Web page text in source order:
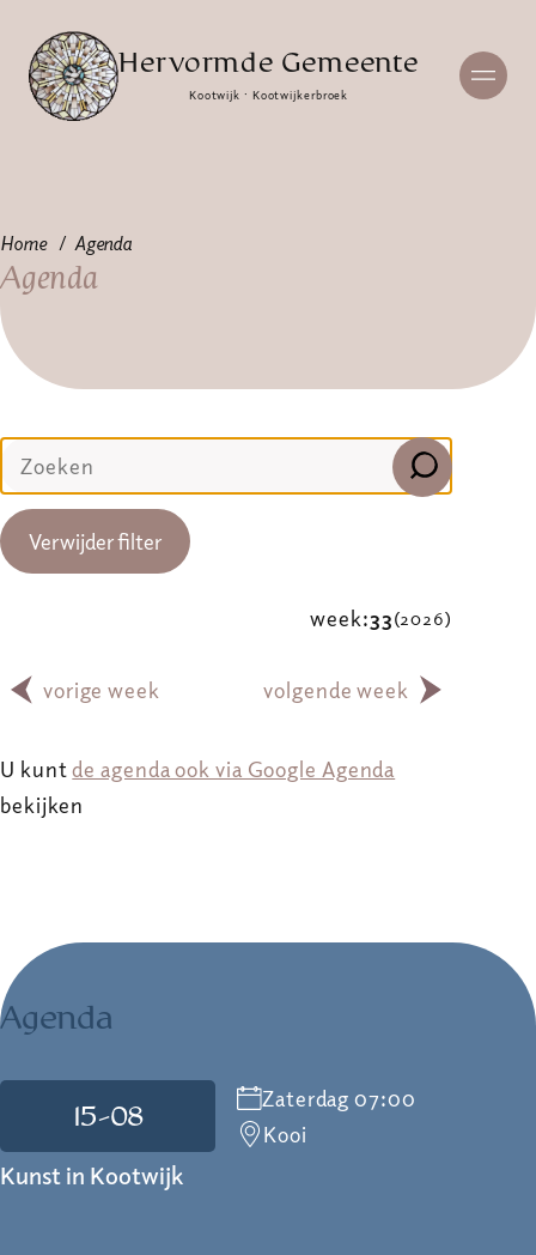
Hervormde Gemeente
Kootwijk · Kootwijkerbroek
Home Agenda
Agenda
Verwijder filter
week:33(2026)
vorige week volgende week
U kuntde agenda ook via Google Agenda
bekijken
Agenda
15-08
Zaterdag 07:00
Kooi
Kunst in Kootwijk